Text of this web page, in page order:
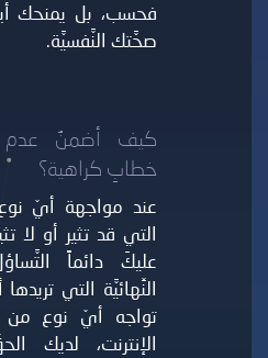
فحسب، بل يمنحك
صحَّتك النَّفسيَّة.
كيف أضمنُ عدم
خطابِ كراهية؟
عند مواجهة أيّ
التي قد تثير أو لا
عليكَ دائماً
النِّهائيَّة التي
تواجه أيّ نوع من
الإنترنت، لديك